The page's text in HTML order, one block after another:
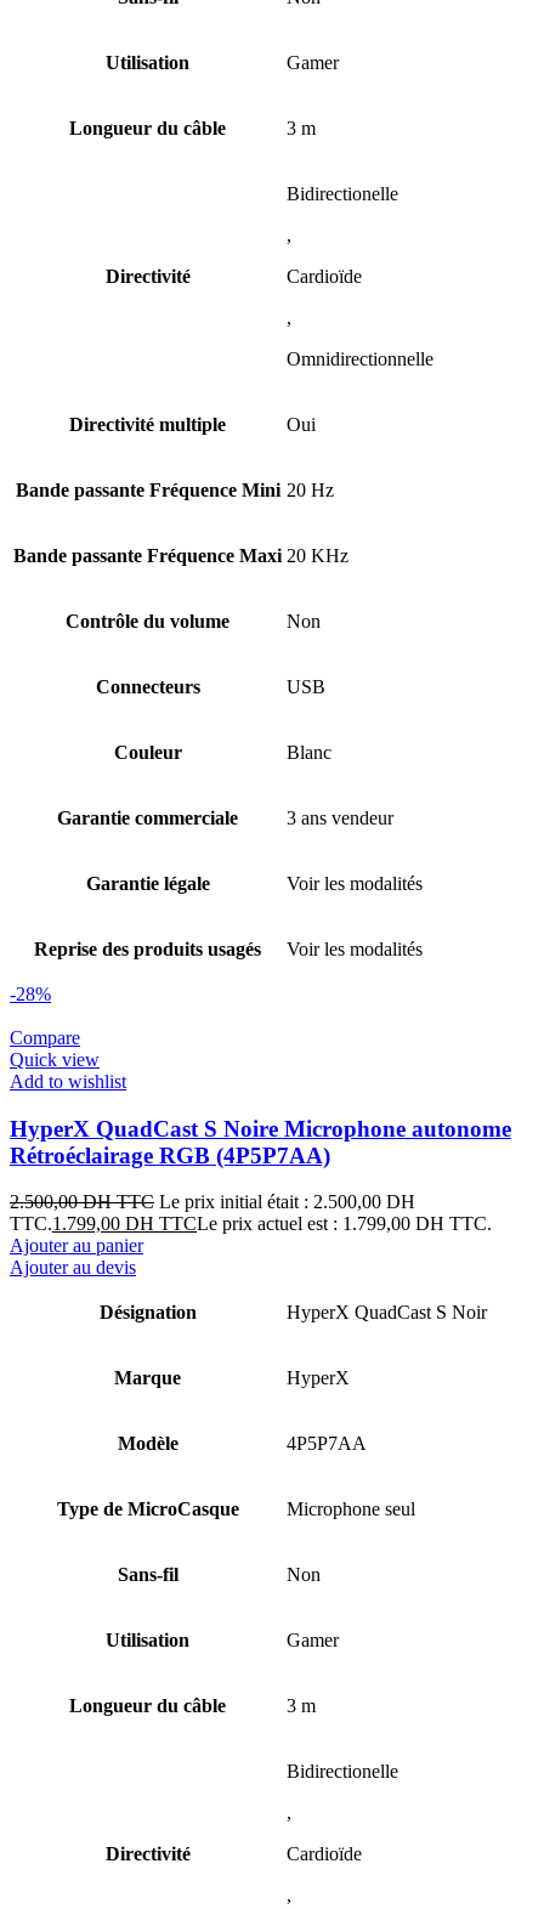
Utilisation Gamer
Longueur du câble 3 m
Directivité
Bidirectionelle
,
Cardioïde
,
Omnidirectionnelle
Directivité multiple Oui
Bande passante Fréquence Mini 20 Hz
Bande passante Fréquence Maxi 20 KHz
Contrôle du volume Non
Connecteurs USB
Couleur Blanc
Garantie commerciale 3 ans vendeur
Garantie légale Voir les modalités
Reprise des produits usagés Voir les modalités
-28%
Compare
Quick view
Add to wishlist
HyperX QuadCast S Noire Microphone autonome
Rétroéclairage RGB (4P5P7AA)
2.500,00DH TTC Le prix initial était : 2.500,00 DH
TTC.1.799,00 DH TTCLe prix actuel est : 1.799,00 DH TTC.
Ajouter au panier
Ajouter au devis
Désignation HyperX QuadCast S Noir
Marque HyperX
Modèle 4P5P7AA
Type de MicroCasque Microphone seul
Sans-fil Non
Utilisation Gamer
Longueur du câble 3 m
Directivité
Bidirectionelle
,
Cardioïde
,